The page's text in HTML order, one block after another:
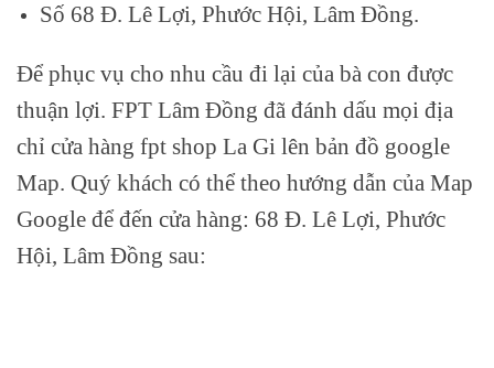
Số 68 Đ. Lê Lợi, Phước Hội, Lâm Đồng.
Để phục vụ cho nhu cầu đi lại của bà con được
thuận lợi. FPT Lâm Đồng đã đánh dấu mọi địa
chỉ cửa hàng fpt shop La Gi lên bản đồ google
Map. Quý khách có thể theo hướng dẫn của Map
Google để đến cửa hàng: 68 Đ. Lê Lợi, Phước
Hội, Lâm Đồng sau: